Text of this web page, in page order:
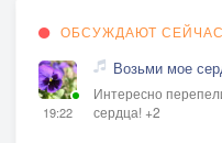
ОБСУЖДАЮТ СЕЙЧАС
19:22
Возьми мое
Интересно
сердца! +2